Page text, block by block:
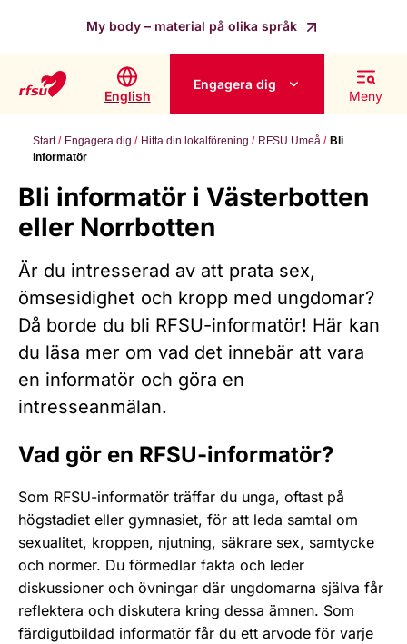
My body – material på olika språk
English
Engagera dig
Meny
Start Engagera dig Hitta din lokalförening RFSU Umeå
Bli
informatör
Bli informatör i Västerbotten
eller Norrbotten
Är du intresserad av att prata sex,
ömsesidighet och kropp med ungdomar?
Då borde du bli RFSU-informatör! Här kan
du läsa mer om vad det innebär att vara
en informatör och göra en
intresseanmälan.
Vad gör en RFSU-informatör?
Som RFSU-informatör träffar du unga, oftast på
högstadiet eller gymnasiet, för att leda samtal om
sexualitet, kroppen, njutning, säkrare sex, samtycke
och normer. Du förmedlar fakta och leder
diskussioner och övningar där ungdomarna själva får
reflektera och diskutera kring dessa ämnen. Som
färdigutbildad informatör får du ett arvode för varje